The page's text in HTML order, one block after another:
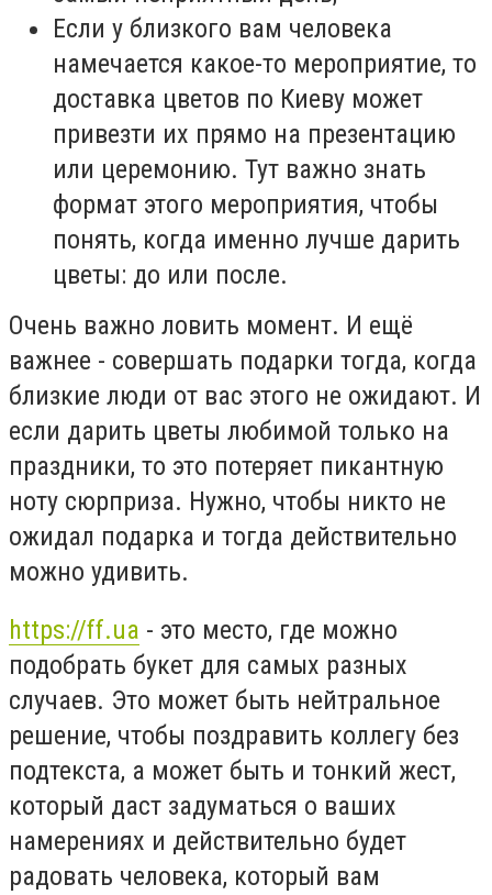
Если у близкого вам человека
намечается какое-то мероприятие, то
доставка цветов по Киеву может
привезти их прямо на презентацию
или церемонию. Тут важно знать
формат этого мероприятия, чтобы
понять, когда именно лучше дарить
цветы: до или после.
Очень важно ловить момент. И ещё
важнее - совершать подарки тогда, когда
близкие люди от вас этого не ожидают. И
если дарить цветы любимой только на
праздники, то это потеряет пикантную
ноту сюрприза. Нужно, чтобы никто не
ожидал подарка и тогда действительно
можно удивить.
https://ff.ua - это место, где можно
подобрать букет для самых разных
случаев. Это может быть нейтральное
решение, чтобы поздравить коллегу без
подтекста, а может быть и тонкий жест,
который даст задуматься о ваших
намерениях и действительно будет
радовать человека, который вам